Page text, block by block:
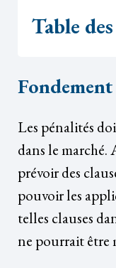
Table
Les pénalités
dans le
prévoir des
pouvoir les
telles clauses
ne pourrait être